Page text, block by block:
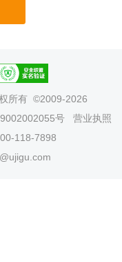
所有 ©2009-2026
号
营业执照
118-7898